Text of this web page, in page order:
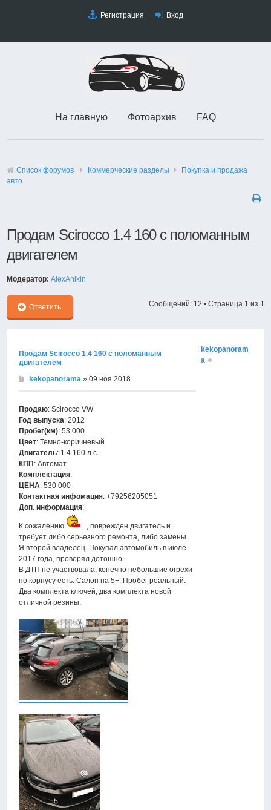
Регистрация Вход
На главную Фотоархив FAQ
Список форумов Коммерческие разделы
Покупка и продажа
авто
Продам Scirocco 1.4 160 с поломанным
двигателем
Модератор: AlexAnikin
Ответить Сообщений: 12 • Страница 1 из 1
Продам Scirocco 1.4 160 с поломанным
двигателем
kekopanorama » 09 ноя 2018
Продаю: Scirocco VW
Год выпуска: 2012
Пробег(км): 53 000
Цвет: Темно-коричневый
Двигатель: 1.4 160 л.с.
КПП : Автомат
Комплектация:
ЦЕНА: 530 000
Контактная инфомация: +79256205051
Доп. информация:
К сожалению
, поврежден двигатель и
требует либо серьезного ремонта, либо замены.
Я второй владелец. Покупал автомобиль в июле
2017 года, проверял дотошно.
В ДТП не участвовала, конечно небольшие огрехи
по корпусу есть. Салон на 5+. Пробег реальный.
Два комплекта ключей, два комплекта новой
отличной резины.
kekopanoram
a